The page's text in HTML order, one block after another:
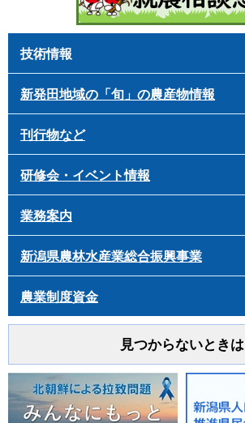
技術情報
新発田地域の「旬」の農産物情報
刊行物など
研修会・イベント情報
業務案内
新潟県農林水産業総合振興事業
農業制度資金
見つからないときは